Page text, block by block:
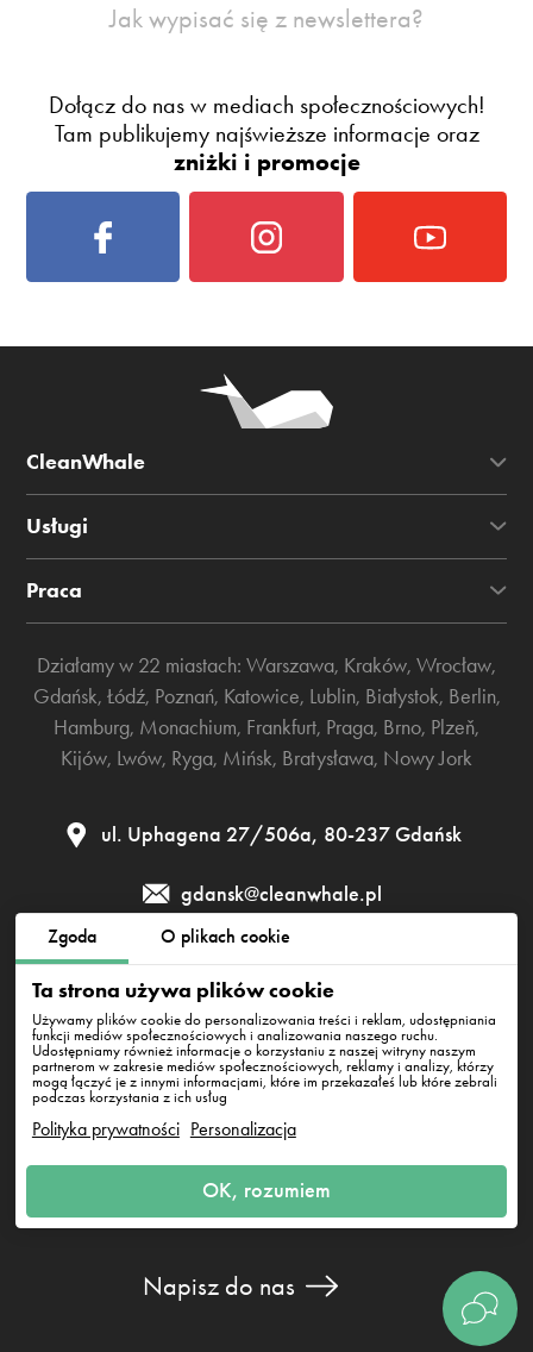
Zgoda O plikach cookie
Ta strona używa plików cookie
Używamy plików cookie do personalizowania treści i reklam, udostępniania
funkcji mediów społecznościowych i analizowania naszego ruchu.
Udostępniamy również informacje o korzystaniu z naszej witryny naszym
partnerom w zakresie mediów społecznościowych, reklamy i analizy, którzy
mogą łączyć je z innymi informacjami, które im przekazałeś lub które zebrali
podczas korzystania z ich usług
Polityka prywatności Personalizacja
OK, rozumiem
Jak wypisać się z newslettera?
Dołącz do nas w mediach społecznościowych!
Tam publikujemy najświeższe informacje oraz
zniżki i promocje
CleanWhale
Usługi
Praca
Działamy w 22 miastach: Warszawa, Kraków, Wrocław,
Gdańsk, Łódź, Poznań, Katowice, Lublin, Białystok, Berlin,
Hamburg, Monachium, Frankfurt, Praga, Brno, Plzeň,
Kijów, Lwów, Ryga, Mińsk, Bratysława, Nowy Jork
ul. Uphagena 27/506а, 80-237 Gdańsk
gdansk@cleanwhale.pl
Clean Whale Sp. z o.o., KRS 0000868230, NIP: 6751738063,
REGON: 38745511400000
ul. Uphagena 27/506а, 80-237 Gdańsk
Napisz do nas